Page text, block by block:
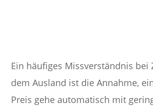
Ein häufiges Missverständnis bei
dem Ausland ist die Annahme,
Preis gehe automatisch mit